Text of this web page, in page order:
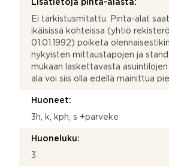
Lisätietoja pinta-alasta:
Ei tarkistusmitattu. Pinta-alat
ikäisissä kohteissa (yhtiö
01.01.1992) poiketa
nykyisten mittaustapojen ja
mukaan laskettavasta
ala voi siis olla edellä mainittua
Huoneet:
3h, k, kph, s +parveke
Huoneluku:
3